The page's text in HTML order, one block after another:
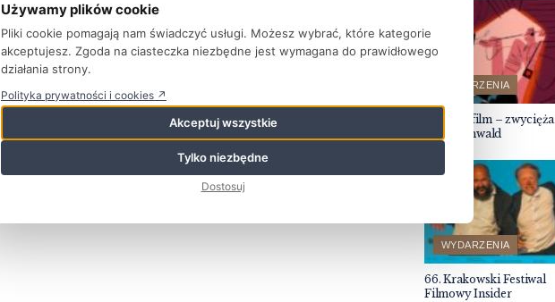
5 SIERPNIA 2026
Tarnowska Nagroda Filmowa- finał
1 CZERWCA 2026
Kreatywna Europa w Gdyni – spotkanie
informacyjne i warsztaty
20 MAJA 2026
WYDARZENIA
Młodzi i film – zwycięża
Emi Buchwald
WYDARZENIA
66. Krakowski Festiwal
Filmowy Insider
Używamy plików cookie
Pliki cookie pomagają nam świadczyć usługi. Możesz wybrać, które kategorie
akceptujesz. Zgoda na ciasteczka niezbędne jest wymagana do prawidłowego
działania strony.
Polityka prywatności i cookies ↗
Akceptuj wszystkie
Tylko niezbędne
Dostosuj